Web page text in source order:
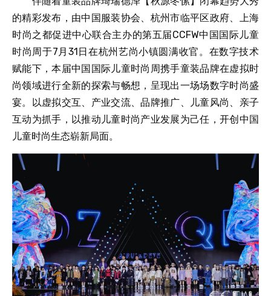
的精彩发布，由中国服装协会、杭州市临平区政府、上海
时尚之都促进中心联合主办的第五届CCFW中国国际儿童
时尚周于7月31日在杭州艺尚小镇圆满收官。在数字技术
赋能下，本届中国国际儿童时尚周携手童装品牌在虚拟时
尚领域进行全新的探索与畅想，呈现出一场场数字时尚盛
宴。以虚拟交互、产业交流、品牌推广、儿童风尚、亲子
互动为抓手，以推动儿童时尚产业发展为己任，开创中国
儿童时尚生态崭新局面。